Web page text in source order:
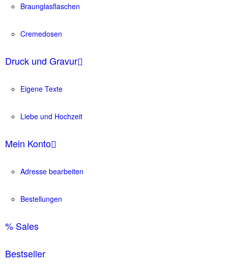
Braunglasflaschen
Cremedosen
Druck und Gravur
Eigene Texte
Liebe und Hochzeit
Mein Konto
Adresse bearbeiten
Bestellungen
% Sales
Bestseller